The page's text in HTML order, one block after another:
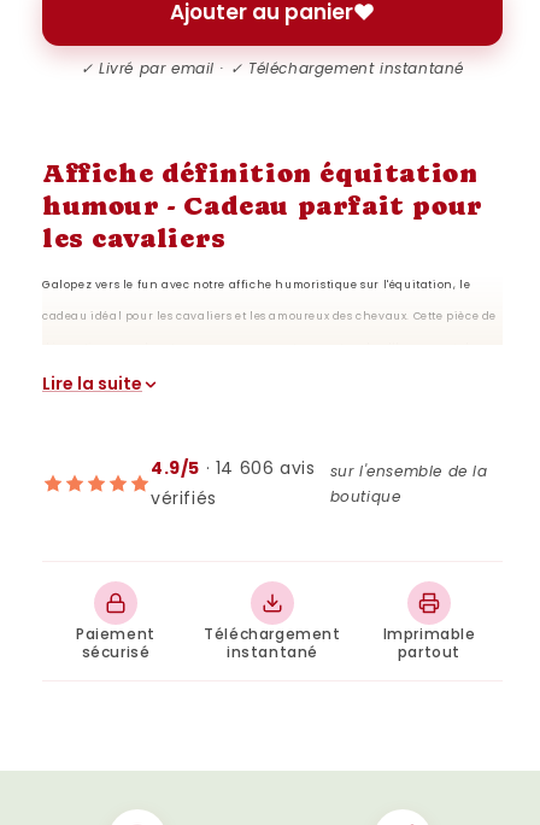
Ajouter au panier
✓ Livré par email · ✓ Téléchargement instantané
Affiche définition équitation
humour - Cadeau parfait pour
les cavaliers
Galopez vers le fun avec notre affiche humoristique sur l'équitation, le
cadeau idéal pour les cavaliers et les amoureux des chevaux. Cette pièce de
caractère à tout espace équestre. Que ce soit pour une écurie, un club
du papier de qualité supérieure, elle garantit une clarté d'image et une
vivacité des couleurs. Parfaite pour décorer une salle de séjour, un bureau
cette affiche unique. Commandez dès maintenant pour un cadeau original
et apprécié par tous les amoureux de l'équitation !
Lire la suite
4.9/5 · 14 606 avis
vérifiés
sur l'ensemble de la
boutique
Paiement
sécurisé
Téléchargement
instantané
Imprimable
partout